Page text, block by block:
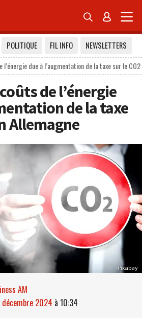
 
POLITIQUE FIL INFO
NEWSLETTERS
l’énergie due à l’augmentation de la taxe sur le
de l’énergie
de la taxe
Allemagne
Pixabay
AM
décembre 2024 à 10:34